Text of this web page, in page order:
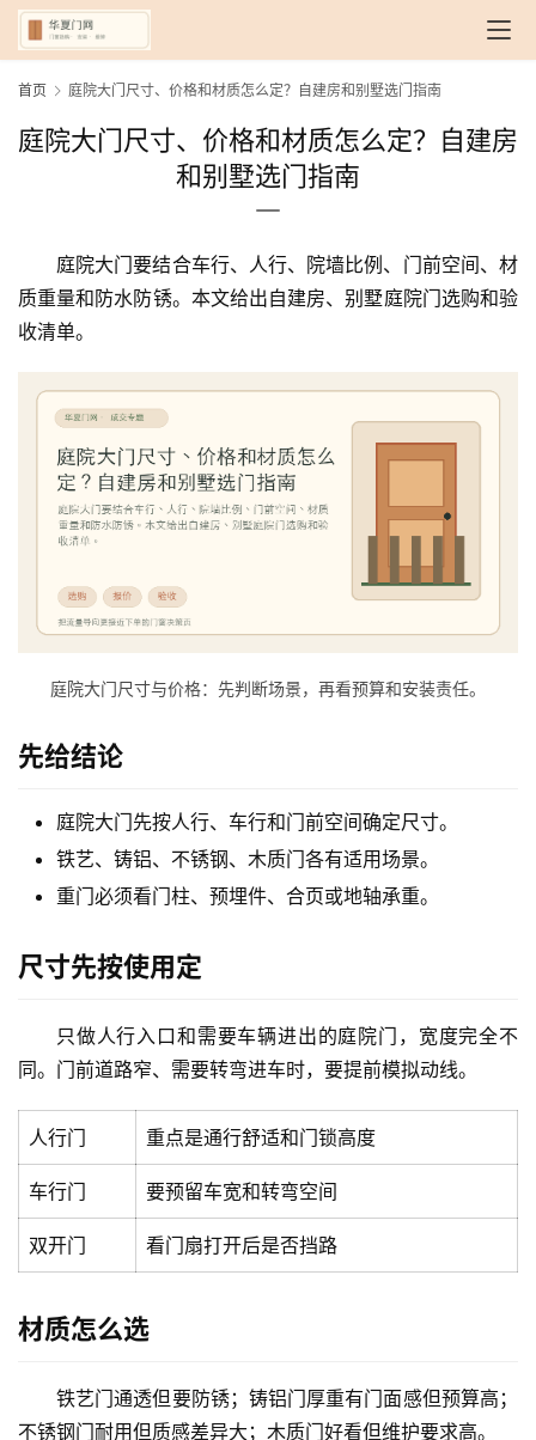
首
页
户
门
卧
卫
生
间
门
庭
门
铝
登录 注册
首页 庭院大门尺寸、价格和材质怎么定？自建房和别墅选门指南
庭院大门尺寸、价格和材质怎么定？自建房
和别墅选门指南
庭院大门要结合车行、人行、院墙比例、门前空间、材
质重量和防水防锈。本文给出自建房、别墅庭院门选购和验
收清单。
庭院大门尺寸与价格：先判断场景，再看预算和安装责任。
先给结论
庭院大门先按人行、车行和门前空间确定尺寸。
铁艺、铸铝、不锈钢、木质门各有适用场景。
重门必须看门柱、预埋件、合页或地轴承重。
尺寸先按使用定
只做人行入口和需要车辆进出的庭院门，宽度完全不
同。门前道路窄、需要转弯进车时，要提前模拟动线。
人行门 重点是通行舒适和门锁高度
车行门 要预留车宽和转弯空间
双开门 看门扇打开后是否挡路
材质怎么选
铁艺门通透但要防锈；铸铝门厚重有门面感但预算高；
不锈钢门耐用但质感差异大；木质门好看但维护要求高。